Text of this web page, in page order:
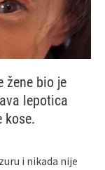
žene bio je
lepotica
kose.
i nikada nije